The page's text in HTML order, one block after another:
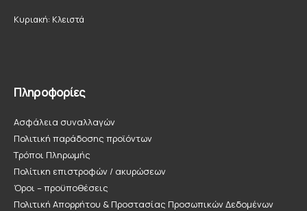
Κυριακή: Κλειστά
Πληροφορίες
Ασφάλεια συναλλαγών
Πολιτική παράδοσης προϊόντων
Τρόποι Πληρωμής
Πολίτικη επιστροφών / ακυρώσεων
Όροι – προϋποθέσεις
Πολιτική Απορρήτου & Προστασίας Προσωπικών Δεδομένων